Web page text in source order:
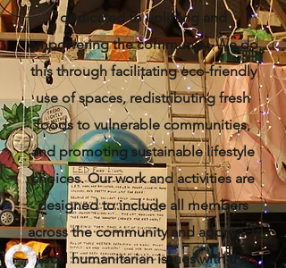
dedicated to uplifting and
empowering the community. We do
this through facilitating eco-friendly
use of spaces, redistributing fresh
foods to vulnerable communities,
and promoting sustainable lifestyle
choices. Our work and activities are
designed to include all members
across the community and approach
local humanitarian issues with the